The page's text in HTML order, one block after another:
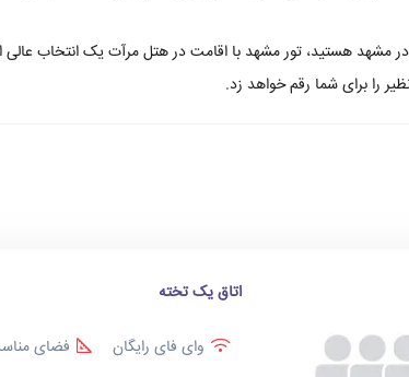
مشهد هستید، تور مشهد با اقامت در هتل مرآت یک انتخاب
را برای شما رقم خواهد زد.
اتاق یک تخته
وای فای رایگان فضای